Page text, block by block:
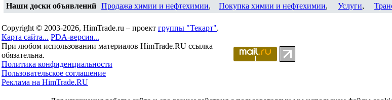
Наши доски объявлений Продажа химии и нефтехимии, Покупка химии и нефтехимии, Услуги,
Copyright © 2003-2026, HimTrade.ru – проект группы "Текарт".
Карта сайта... PDA-версия...
При любом использовании материалов HimTrade.RU ссылка
обязательна.
Политика конфиденциальности
Пользовательское соглашение
Реклама на HimTrade.RU